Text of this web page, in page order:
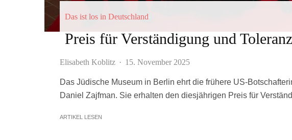
Das ist los in Deutschland
Preis für Verständigung und
Elisabeth Koblitz · 15. November 2025
Das Jüdische Museum in Berlin ehrt die frühere US-
Daniel Zajfman. Sie erhalten den diesjährigen Preis für
ARTIKEL LESEN